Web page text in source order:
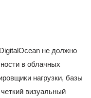
не должно
в облачных
нагрузки, базы
визуальный